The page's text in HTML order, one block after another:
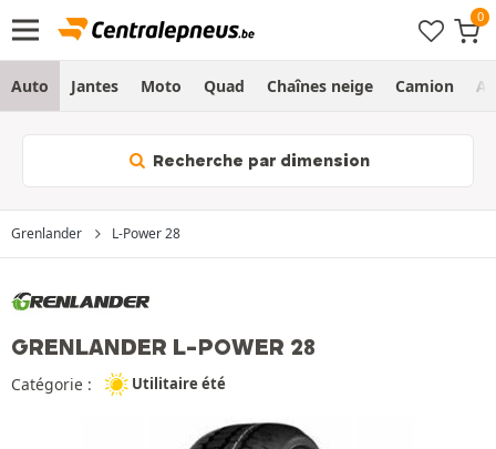
Auto Jantes Moto Quad Chaînes neige Camion
Recherche par dimension
Grenlander L-Power 28
GRENLANDER L-POWER 28
Catégorie : Utilitaire été